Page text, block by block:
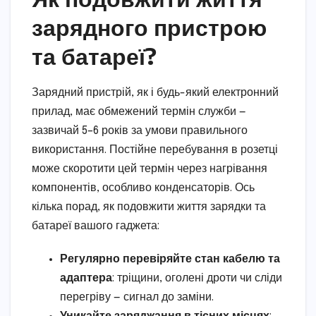
зарядного пристрою
та батареї?
Зарядний пристрій, як і будь-який електронний
прилад, має обмежений термін служби —
зазвичай 5–6 років за умови правильного
використання. Постійне перебування в розетці
може скоротити цей термін через нагрівання
компонентів, особливо конденсаторів. Ось
кілька порад, як подовжити життя зарядки та
батареї вашого гаджета:
Регулярно перевіряйте стан кабелю та
адаптера: тріщини, оголені дроти чи сліди
перегріву — сигнал до заміни.